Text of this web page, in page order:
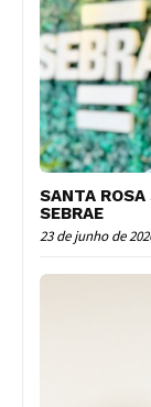
SANTA ROSA
SEBRAE
23 de junho de